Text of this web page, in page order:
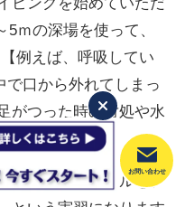
ｍの深場を使って、
例えば、呼吸してい
で口から外れてしまっ
がつった時の対処や水
で習得したスキルを、
お問い合わせ